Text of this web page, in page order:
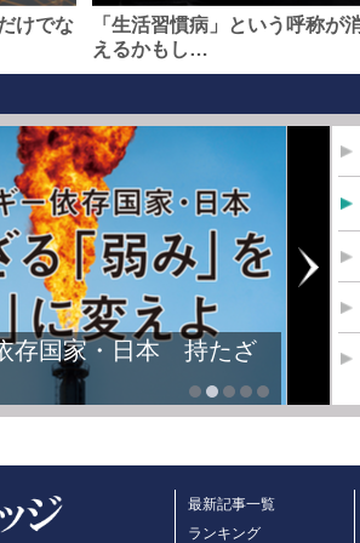
けでな
「生活習慣病」という呼称が
えるかもし…
存国家・日本 持たざ
最新記事一覧
ランキング